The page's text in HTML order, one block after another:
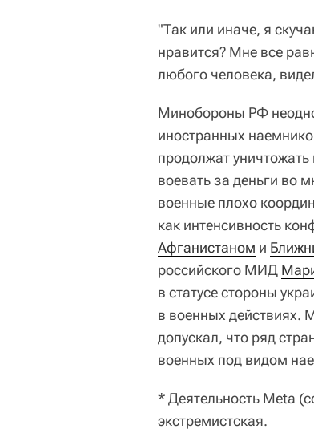
"Так или иначе, я
нравится? Мне все
любого человека,
Минобороны РФ
иностранных
продолжат уничтожать
воевать за деньги во
военные плохо
как интенсивность
Афганистаном и
российского МИД
в статусе стороны
в военных действиях.
допускал, что ряд
военных под видом
* Деятельность Meta
экстремистская.